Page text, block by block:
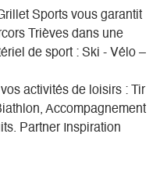
Sports vous garantit
Trièves dans une
de sport : Ski - Vélo –
activités de loisirs : Tir
Accompagnement
Partner Inspiration